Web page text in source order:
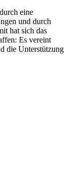
eine
und durch
hat sich das
Es vereint
die Unterstützung